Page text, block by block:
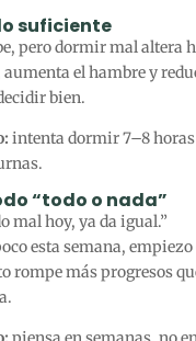
suficiente
pero dormir mal altera
el hambre y
bien.
intenta dormir 7–8
“todo o nada”
mal hoy, ya da igual.”
esta semana, empiezo
rompe más progresos